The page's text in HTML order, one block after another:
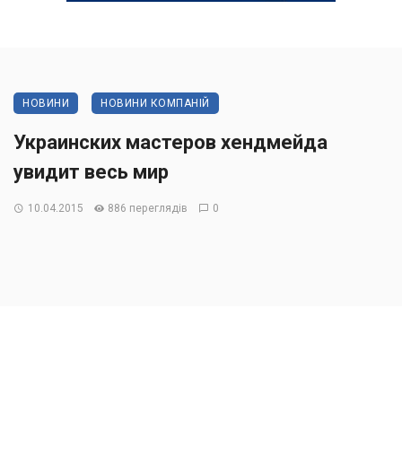
НОВИНИ НОВИНИ КОМПАНІЙ
Украинских мастеров хендмейда
увидит весь мир
10.04.2015 886 переглядів 0